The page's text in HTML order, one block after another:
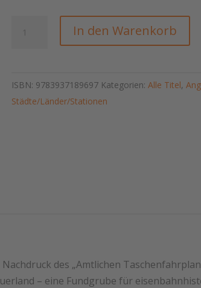
Ruhrgebiet
In den Warenkorb
ISBN: 9783937189697 Kategorien: Alle Titel,
Städte/Länder/Stationen
des „Amtlichen
– eine Fundgrube für